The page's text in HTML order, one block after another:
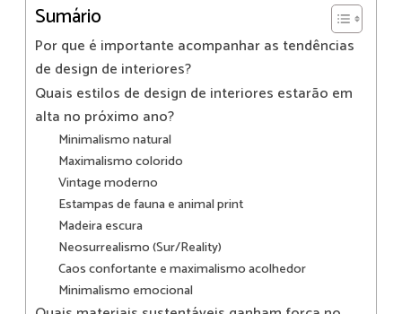
Sumário
Por que é importante acompanhar as tendências
de design de interiores?
Quais estilos de design de interiores estarão em
alta no próximo ano?
Minimalismo natural
Maximalismo colorido
Vintage moderno
Estampas de fauna e animal print
Madeira escura
Neosurrealismo (Sur/Reality)
Caos confortante e maximalismo acolhedor
Minimalismo emocional